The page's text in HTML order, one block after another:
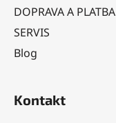
DOPRAVA A PLATBA
SERVIS
Blog
Kontakt